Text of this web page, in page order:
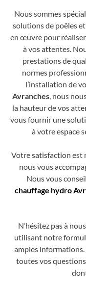
Nous sommes
solutions de poêles
en œuvre pour
à vos attentes.
prestations de
normes
l’installation de
Avranches , nous
la hauteur de vos
vous fournir une
à votre espace
Votre satisfaction est
nous vous
Nous vous
chauffage hydro
N’hésitez pas à
utilisant notre
amples
toutes vos